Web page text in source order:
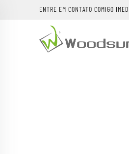
ENTRE EM CONTATO COMIGO